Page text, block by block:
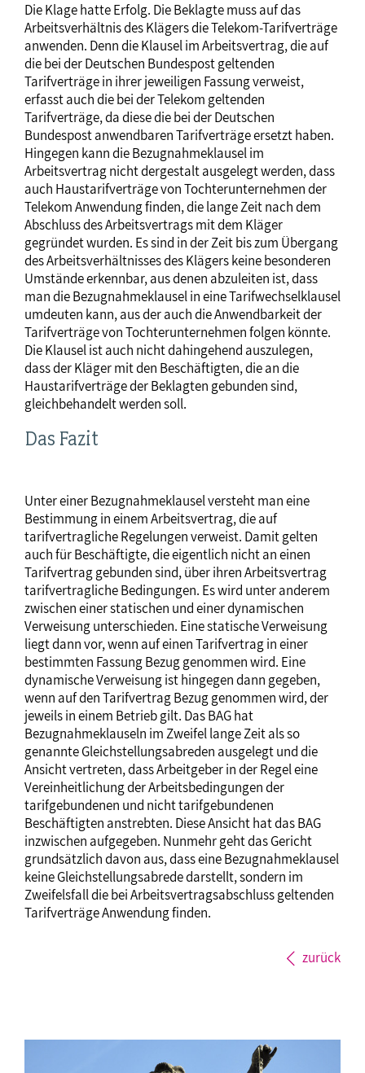
Die Klage hatte Erfolg. Die Beklagte muss auf das
Arbeitsverhältnis des Klägers die Telekom-Tarifverträge
anwenden. Denn die Klausel im Arbeitsvertrag, die auf
die bei der Deutschen Bundespost geltenden
Tarifverträge in ihrer jeweiligen Fassung verweist,
erfasst auch die bei der Telekom geltenden
Tarifverträge, da diese die bei der Deutschen
Bundespost anwendbaren Tarifverträge ersetzt haben.
Hingegen kann die Bezugnahmeklausel im
Arbeitsvertrag nicht dergestalt ausgelegt werden, dass
auch Haustarifverträge von Tochterunternehmen der
Telekom Anwendung finden, die lange Zeit nach dem
Abschluss des Arbeitsvertrags mit dem Kläger
gegründet wurden. Es sind in der Zeit bis zum Übergang
des Arbeitsverhältnisses des Klägers keine besonderen
Umstände erkennbar, aus denen abzuleiten ist, dass
man die Bezugnahmeklausel in eine Tarifwechselklausel
umdeuten kann, aus der auch die Anwendbarkeit der
Tarifverträge von Tochterunternehmen folgen könnte.
Die Klausel ist auch nicht dahingehend auszulegen,
dass der Kläger mit den Beschäftigten, die an die
Haustarifverträge der Beklagten gebunden sind,
gleichbehandelt werden soll.
Das Fazit
Unter einer Bezugnahmeklausel versteht man eine
Bestimmung in einem Arbeitsvertrag, die auf
tarifvertragliche Regelungen verweist. Damit gelten
auch für Beschäftigte, die eigentlich nicht an einen
Tarifvertrag gebunden sind, über ihren Arbeitsvertrag
tarifvertragliche Bedingungen. Es wird unter anderem
zwischen einer statischen und einer dynamischen
Verweisung unterschieden. Eine statische Verweisung
liegt dann vor, wenn auf einen Tarifvertrag in einer
bestimmten Fassung Bezug genommen wird. Eine
dynamische Verweisung ist hingegen dann gegeben,
wenn auf den Tarifvertrag Bezug genommen wird, der
jeweils in einem Betrieb gilt. Das BAG hat
Bezugnahmeklauseln im Zweifel lange Zeit als so
genannte Gleichstellungsabreden ausgelegt und die
Ansicht vertreten, dass Arbeitgeber in der Regel eine
Vereinheitlichung der Arbeitsbedingungen der
tarifgebundenen und nicht tarifgebundenen
Beschäftigten anstrebten. Diese Ansicht hat das BAG
inzwischen aufgegeben. Nunmehr geht das Gericht
grundsätzlich davon aus, dass eine Bezugnahmeklausel
keine Gleichstellungsabrede darstellt, sondern im
Zweifelsfall die bei Arbeitsvertragsabschluss geltenden
Tarifverträge Anwendung finden.
zurück